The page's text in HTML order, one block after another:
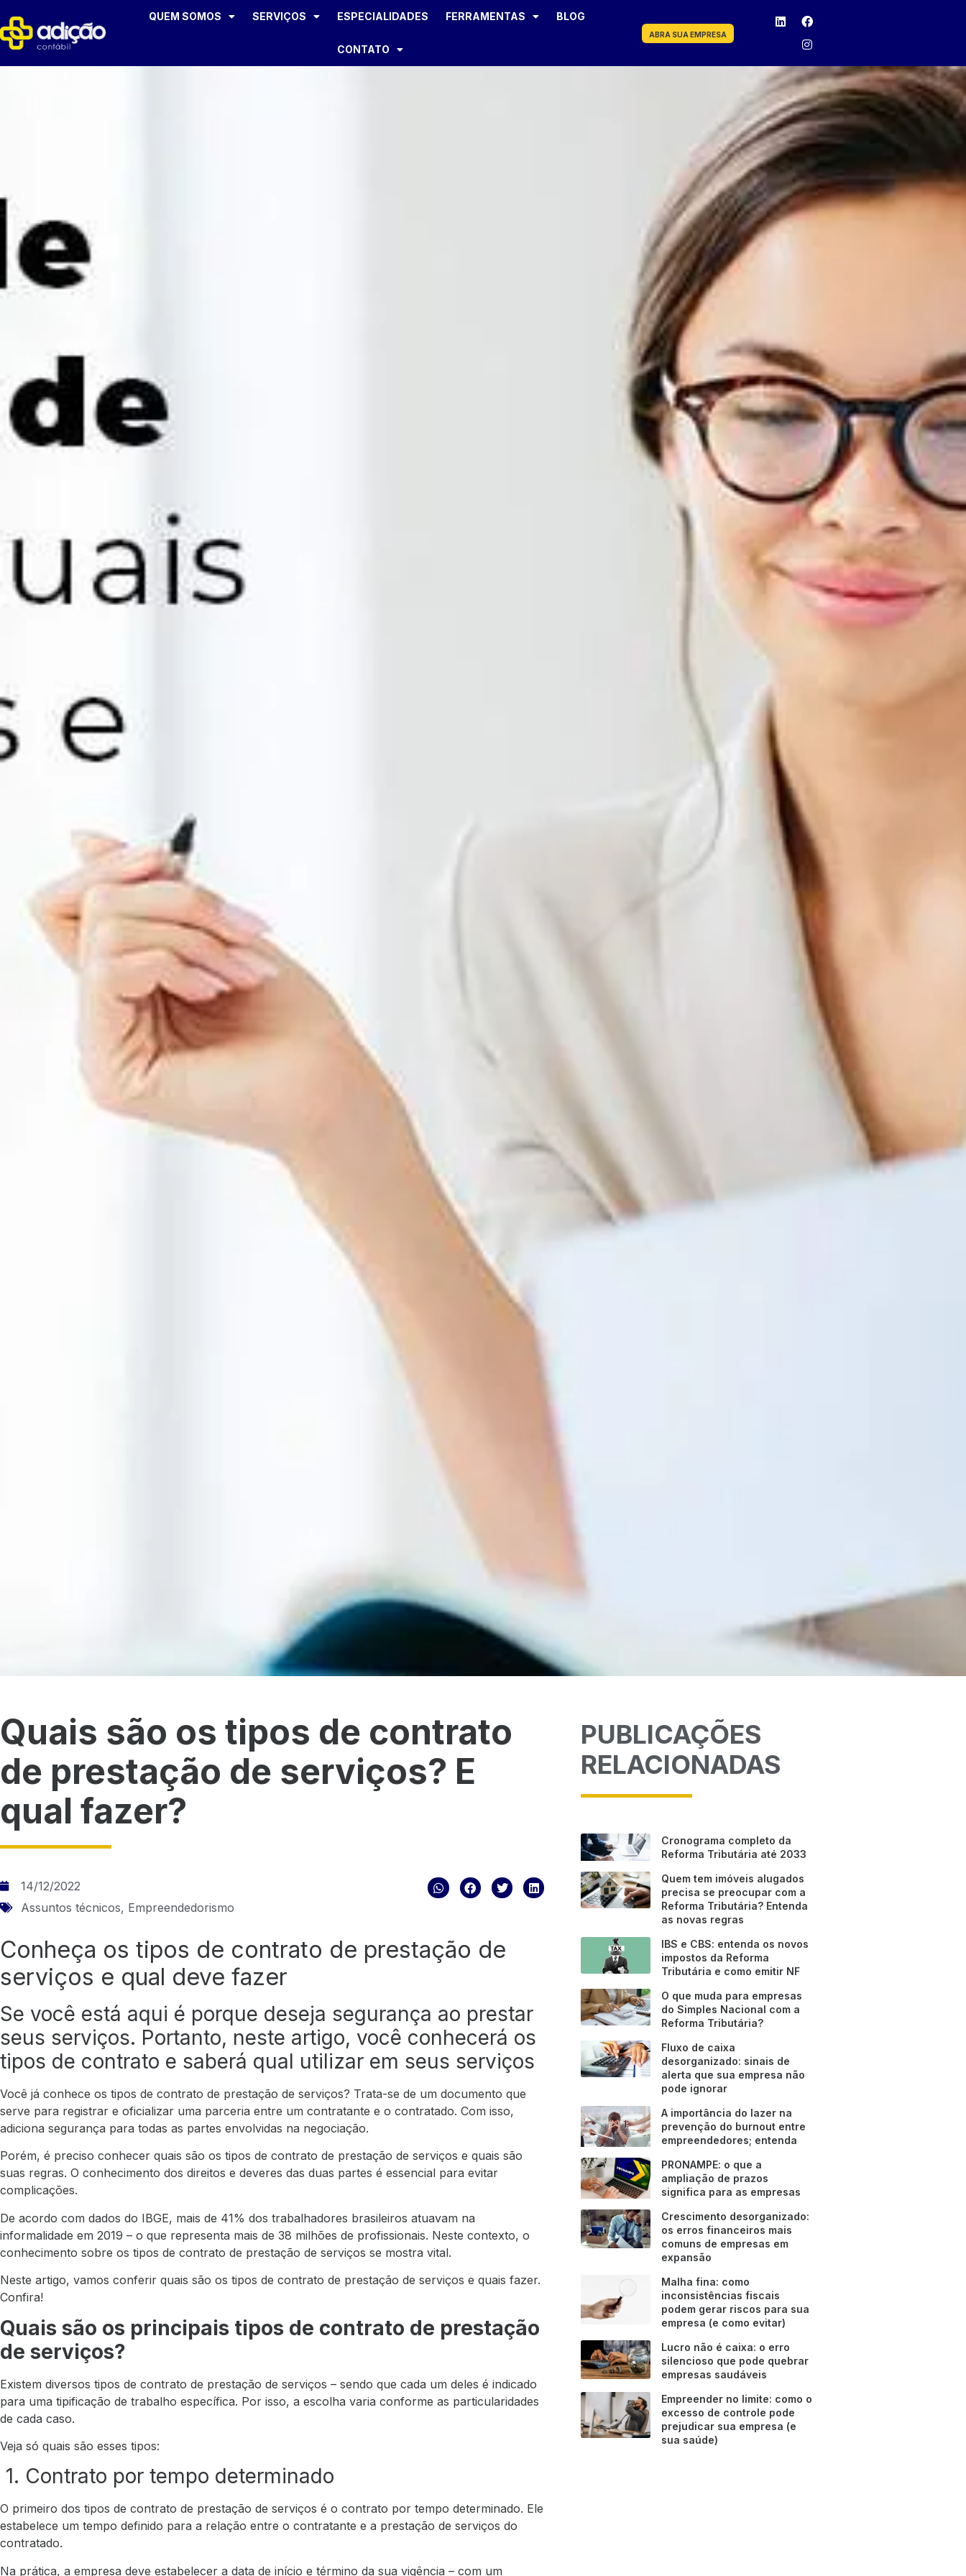
QUEM SOMOS SERVIÇOS ESPECIALIDADES FERRAMENTAS BLOG
CONTATO
ABRA SUA EMPRESA
Quais são os tipos de contrato
de prestação de serviços? E
qual fazer?
14/12/2022
Assuntos técnicos, Empreendedorismo
Conheça os tipos de contrato de prestação de
serviços e qual deve fazer
Se você está aqui é porque deseja segurança ao prestar
seus serviços. Portanto, neste artigo, você conhecerá os
tipos de contrato e saberá qual utilizar em seus serviços
Você já conhece os tipos de contrato de prestação de serviços? Trata-se de um documento que
serve para registrar e oficializar uma parceria entre um contratante e o contratado. Com isso,
adiciona segurança para todas as partes envolvidas na negociação.
Porém, é preciso conhecer quais são os tipos de contrato de prestação de serviços e quais são
suas regras. O conhecimento dos direitos e deveres das duas partes é essencial para evitar
complicações.
De acordo com dados do IBGE, mais de 41% dos trabalhadores brasileiros atuavam na
informalidade em 2019 – o que representa mais de 38 milhões de profissionais. Neste contexto, o
conhecimento sobre os tipos de contrato de prestação de serviços se mostra vital.
Neste artigo, vamos conferir quais são os tipos de contrato de prestação de serviços e quais fazer.
Confira!
Quais são os principais tipos de contrato de prestação
de serviços?
Existem diversos tipos de contrato de prestação de serviços – sendo que cada um deles é indicado
para uma tipificação de trabalho específica. Por isso, a escolha varia conforme as particularidades
de cada caso.
Veja só quais são esses tipos:
1. Contrato por tempo determinado
O primeiro dos tipos de contrato de prestação de serviços é o contrato por tempo determinado. Ele
estabelece um tempo definido para a relação entre o contratante e a prestação de serviços do
contratado.
Na prática, a empresa deve estabelecer a data de início e término da sua vigência – com um
PUBLICAÇÕES
RELACIONADAS
Cronograma completo da
Reforma Tributária até 2033
Quem tem imóveis alugados
precisa se preocupar com a
Reforma Tributária? Entenda
as novas regras
IBS e CBS: entenda os novos
impostos da Reforma
Tributária e como emitir NF
O que muda para empresas
do Simples Nacional com a
Reforma Tributária?
Fluxo de caixa
desorganizado: sinais de
alerta que sua empresa não
pode ignorar
A importância do lazer na
prevenção do burnout entre
empreendedores; entenda
PRONAMPE: o que a
ampliação de prazos
significa para as empresas
Crescimento desorganizado:
os erros financeiros mais
comuns de empresas em
expansão
Malha fina: como
inconsistências fiscais
podem gerar riscos para sua
empresa (e como evitar)
Lucro não é caixa: o erro
silencioso que pode quebrar
empresas saudáveis
Empreender no limite: como o
excesso de controle pode
prejudicar sua empresa (e
sua saúde)